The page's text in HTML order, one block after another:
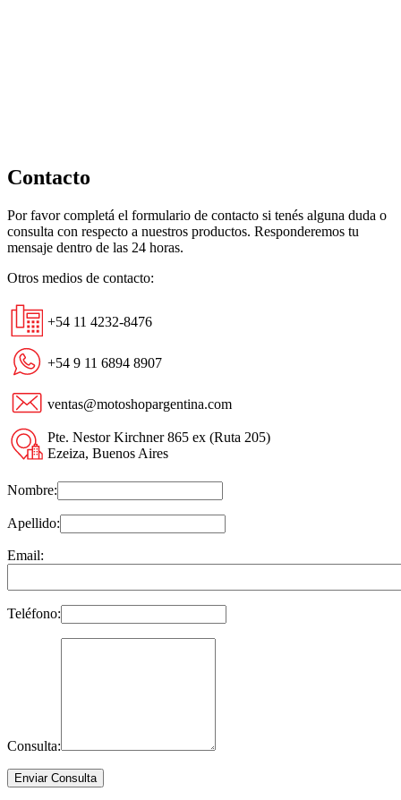
Contacto
Por favor completá el formulario de contacto si tenés alguna duda o
consulta con respecto a nuestros productos. Responderemos tu
mensaje dentro de las 24 horas.
Otros medios de contacto:
+54 11 4232-8476
+54 9 11 6894 8907
ventas@motoshopargentina.com
Pte. Nestor Kirchner 865 ex (Ruta 205)
Ezeiza, Buenos Aires
Nombre:
Apellido:
Email:
Teléfono:
Consulta: